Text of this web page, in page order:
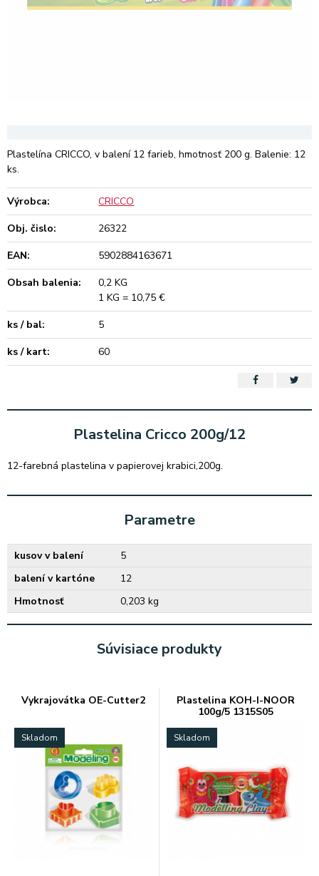
Plastelína CRICCO, v balení 12 farieb, hmotnosť 200 g. Balenie: 12
ks.
Výrobca:
CRICCO
Obj. čislo:
26322
EAN:
5902884163671
Obsah balenia:
0,2 KG
1 KG = 10,75 €
ks / bal:
5
ks / kart:
60
Plastelina Cricco 200g/12
12-farebná plastelina v papierovej krabici,200g.
Parametre
kusov v balení
5
balení v kartóne
12
Hmotnosť
0,203 kg
Súvisiace produkty
Vykrajovátka OE-Cutter2
Skladom
Plastelina KOH-I-NOOR
100g/5 1315S05
Skladom